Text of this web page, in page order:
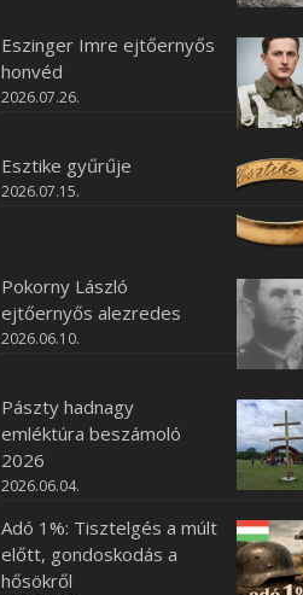
Eszinger Imre ejtőernyős
honvéd
2026.07.26.
Esztike gyűrűje
2026.07.15.
Pokorny László
ejtőernyős alezredes
2026.06.10.
Pászty hadnagy
emléktúra beszámoló
2026
2026.06.04.
Adó 1%: Tisztelgés a múlt
előtt, gondoskodás a
hősökről